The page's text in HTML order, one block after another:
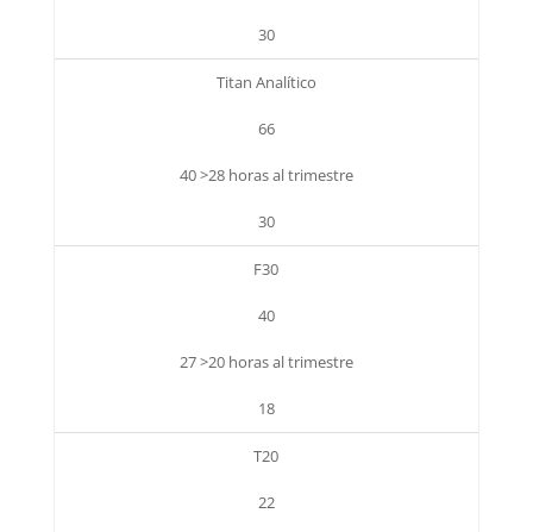
30
Titan Analítico
66
40 >28 horas al trimestre
30
F30
40
27 >20 horas al trimestre
18
T20
22